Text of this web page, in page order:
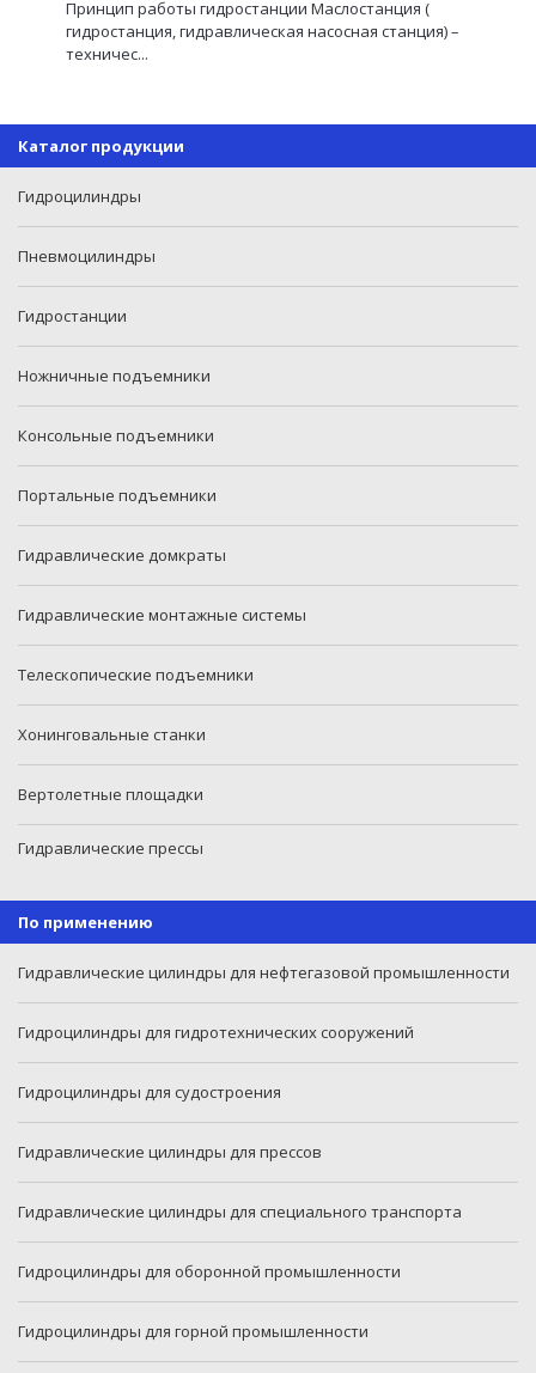
Принцип работы гидростанции Маслостанция (
гидростанция, гидравлическая насосная станция) –
техничес...
Каталог продукции
Гидроцилиндры
Пневмоцилиндры
Гидростанции
Ножничные подъемники
Консольные подъемники
Портальные подъемники
Гидравлические домкраты
Гидравлические монтажные системы
Телескопические подъемники
Хонинговальные станки
Вертолетные площадки
Гидравлические прессы
По применению
Гидравлические цилиндры для нефтегазовой промышленности
Гидроцилиндры для гидротехнических сооружений
Гидроцилиндры для судостроения
Гидравлические цилиндры для прессов
Гидравлические цилиндры для специального транспорта
Гидроцилиндры для оборонной промышленности
Гидроцилиндры для горной промышленности